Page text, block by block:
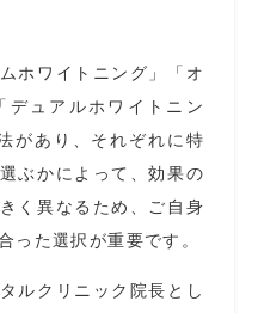
ホワイトニング」「オ
デュアルホワイトニン
があり、それぞれに特
ぶかによって、効果の
く異なるため、ご自身
った選択が重要です。
ルクリニック院長とし